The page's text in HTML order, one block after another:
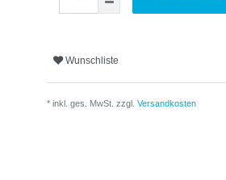
Wunschliste
* inkl. ges. MwSt. zzgl. Versandkosten